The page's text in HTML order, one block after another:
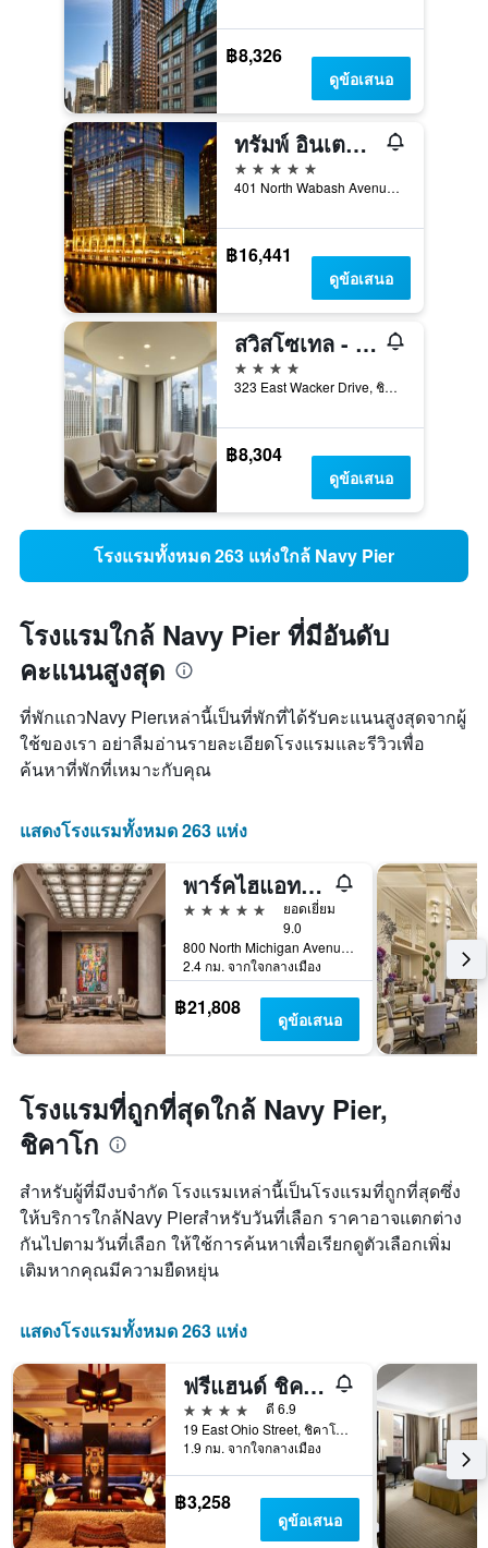
฿8,326
ดูข้อเสนอ
ทรัมพ์ อินเตอร์เนชั่นแนล โฮเทลแอนด์ทาวเวอร์ ชิคาโก
5 ดาว
401 North Wabash Avenue, ชิคาโก, IL, สหรัฐอเมริกา
฿16,441
ดูข้อเสนอ
สวิสโซเทล - ชิคาโก
4 ดาว
323 East Wacker Drive, ชิคาโก, IL, สหรัฐอเมริกา
฿8,304
ดูข้อเสนอ
โรงแรมทั้งหมด 263 แห่งใกล้ Navy Pier
โรงแรมใกล้ Navy Pier ที่มีอันดับ
คะแนนสูงสุด
ที่พักแถวNavy Pierเหล่านี้เป็นที่พักที่ได้รับคะแนนสูงสุดจากผู้
ใช้ของเรา อย่าลืมอ่านรายละเอียดโรงแรมและรีวิวเพื่อ
ค้นหาที่พักที่เหมาะกับคุณ
แสดงโรงแรมทั้งหมด 263 แห่ง
พาร์คไฮแอท ชิคาโก
5 ดาว
ยอดเยี่ยม
9.0
800 North Michigan Avenue, ชิคาโก, IL, สหรัฐอเมริกา
2.4 กม. จากใจกลางเมือง
฿21,808 ดูข้อเสนอ
โรงแรมที่ถูกที่สุดใกล้ Navy Pier,
ชิคาโก
สำหรับผู้ที่มีงบจำกัด โรงแรมเหล่านี้เป็นโรงแรมที่ถูกที่สุดซึ่ง
ให้บริการใกล้Navy Pierสำหรับวันที่เลือก ราคาอาจแตกต่าง
กันไปตามวันที่เลือก ให้ใช้การค้นหาเพื่อเรียกดูตัวเลือกเพิ่ม
เติมหากคุณมีความยืดหยุ่น
แสดงโรงแรมทั้งหมด 263 แห่ง
ฟรีแฮนด์ ชิคาโก
4 ดาว
ดี 6.9
19 East Ohio Street, ชิคาโก, IL, สหรัฐอเมริกา
1.9 กม. จากใจกลางเมือง
฿3,258
ดูข้อเสนอ